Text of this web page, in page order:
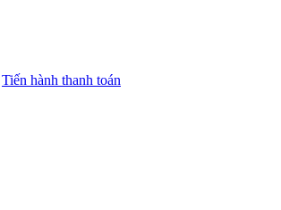
Tiến hành thanh toán